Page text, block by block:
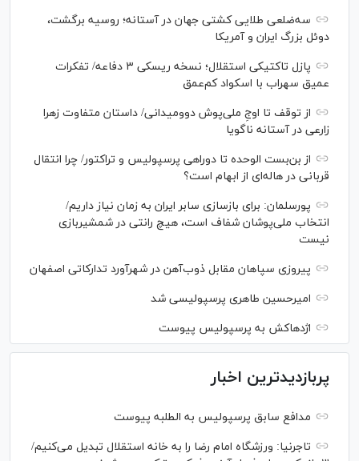
سه‌ضلعی طلایی کشتی جهان در آستانه؛ روسیه برگشت،
دوئل بزرگ ایران و آمریکا
پازل تاکتیکی استقلال؛ نسخه ریسکی ۳ دفاعه/ تفکرات
عمیق سهراب با اسکواد کم‌عمق
از توقف تا اوجِ ملی‌پوش دوومیدانی/ داستان متفاوت زهرا
زارعی در آستانه ناگویا
از بن‌بست الوحده تا دوراهی پرسپولیس و تراکتور/ چرا انتقال
قربانی در هاله‌ای از ابهام است؟
پورسلمان: برای بازسازی سابر ایران به زمان نیاز داریم/
انتخاب ملی‌پوشان شفاف است، هیچ رانتی در شمشیربازی
نیست
پیروزی سپاهان مقابل ذوب‌آهن در شهرآورد تدارکاتی اصفهان
امیرحسین طاهری پرسپولیسی شد
اژدهاکش به پرسپولیس پیوست
پربازدیدترین اخبار
مدافع سابق پرسپولیس به الطلبه پیوست
تاجرنیا: ورزشگاه امام رضا را به خانه استقلال تبدیل می‌کنیم/